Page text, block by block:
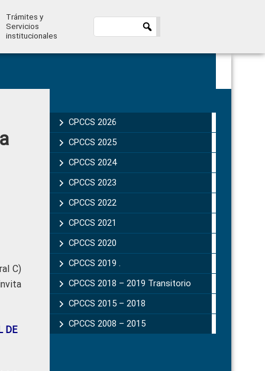
Trámites y
Servicios
institucionales
C)
DE
Sidebar
CPCCS 2026
CPCCS 2025
CPCCS 2024
CPCCS 2023
CPCCS 2022
CPCCS 2021
CPCCS 2020
CPCCS 2019 .
CPCCS 2018 – 2019 Transitorio
CPCCS 2015 – 2018
CPCCS 2008 – 2015